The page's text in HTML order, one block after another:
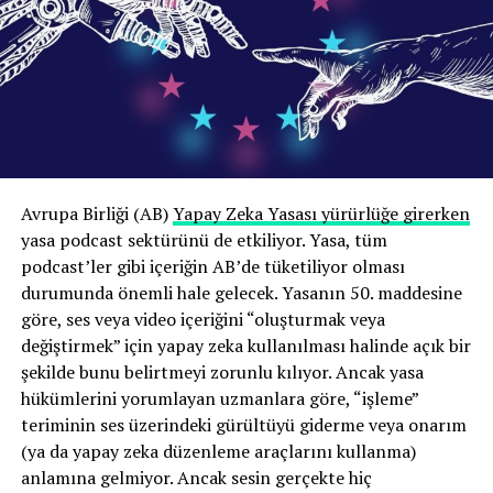
deneyimler ve üretim biçimlerinin örnekleme
yansıtılması hedeflendi. Böylece araştırma, Türkiye
podcast ekosistemini tek bir üretici veya kurum tipinin
deneyimine dayandırmak yerine, sektörün farklı iş
modellerini ve kullanım biçimlerini mümkün olduğunca
geniş bir perspektiften değerlendirmeyi amaçladı.
yalnızca bağımsız yayıncıların deneyimleri üzerinden
değil, üretimden dağıtıma, kurumsal iletişimden
girişimciliğe kadar ekosistemin farklı bileşenleri
üzerinden karşılaştırmalı biçimde incelenmesi mümkün
oldu.
Podcast ekonomisinin temel sorunu gelir
modeli eksikliği değil
Araştırmanın dikkat çekici sonuçlarından biri Türkiye’de
podcast yayıncılığının ekonomik sürdürülebilirliğine
oynatıcı
Dinleyiciler zaten reklamları atlamıyor mu?
Bunun sadece dinleyici davranışını taklit etmek olduğu
da savunulabilir; sonuçta dinleyiciler bazen reklamları
atlıyorlar.
Ancak, dinleyiciler podcast’lerdeki reklamları
atlayabiliyor ve bunu düzenli olarak iddia ediyorlar;
ancak podcast analiz şirketi Bumper’ın anket verileri
yerine gerçek hayattaki davranışlara bakarak yaptığı
Avrupa Birliği (AB)Yapay Zeka Yasası yürürlüğe girerken
yasa podcast sektürünü de etkiliyor. Yasa, tüm
podcast’ler gibi içeriğin AB’de tüketiliyor olması
durumunda önemli hale gelecek. Yasanın 50. maddesine
göre, ses veya video içeriğini “oluşturmak veya
değiştirmek” için yapay zeka kullanılması halinde açık bir
şekilde bunu belirtmeyi zorunlu kılıyor. Ancak yasa
hükümlerini yorumlayan uzmanlara göre, “işleme”
teriminin ses üzerindeki gürültüyü giderme veya onarım
(ya da yapay zeka düzenleme araçlarını kullanma)
anlamına gelmiyor. Ancak sesin gerçekte hiç